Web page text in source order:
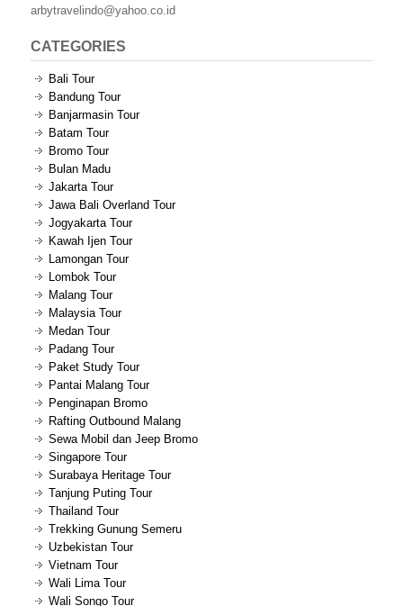
arbytravelindo@yahoo.co.id
CATEGORIES
Bali Tour
Bandung Tour
Banjarmasin Tour
Batam Tour
Bromo Tour
Bulan Madu
Jakarta Tour
Jawa Bali Overland Tour
Jogyakarta Tour
Kawah Ijen Tour
Lamongan Tour
Lombok Tour
Malang Tour
Malaysia Tour
Medan Tour
Padang Tour
Paket Study Tour
Pantai Malang Tour
Penginapan Bromo
Rafting Outbound Malang
Sewa Mobil dan Jeep Bromo
Singapore Tour
Surabaya Heritage Tour
Tanjung Puting Tour
Thailand Tour
Trekking Gunung Semeru
Uzbekistan Tour
Vietnam Tour
Wali Lima Tour
Wali Songo Tour